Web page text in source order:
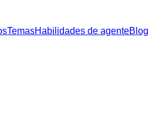
TemasHabilidades de agenteBlog